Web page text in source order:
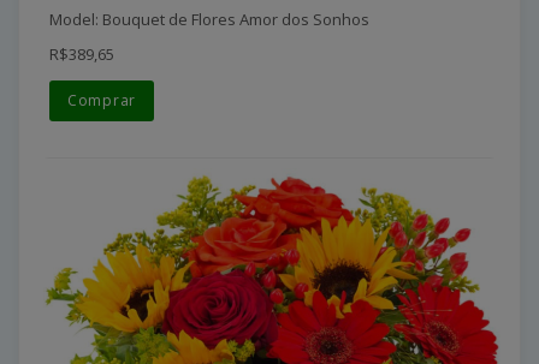
Model: Bouquet de Flores Amor dos Sonhos
R$389,65
Comprar